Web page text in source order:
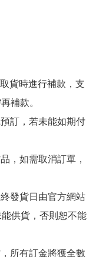
貨時進行補款，支
補款。
訂，若未能如期付
，如需取消訂單，
發貨日由官方網站
供貨，否則恕不能
所有訂金將獲全數